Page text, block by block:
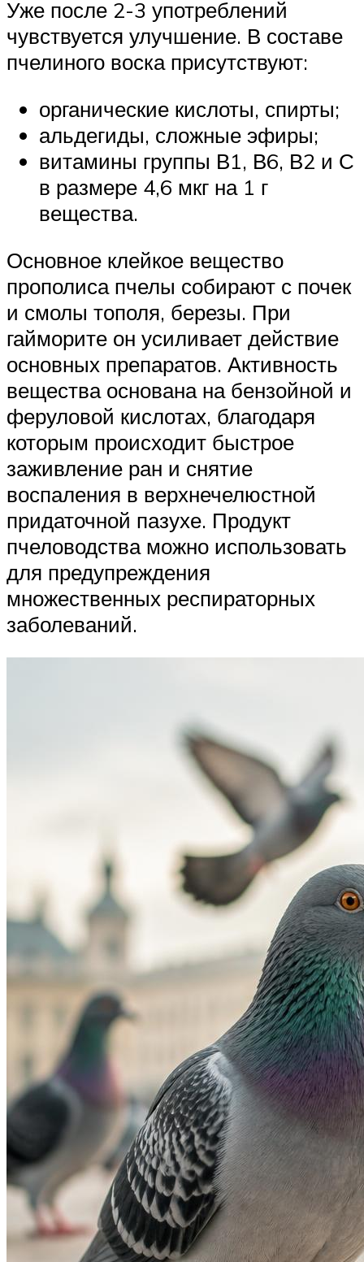
Уже после 2-3 употреблений
чувствуется улучшение. В составе
пчелиного воска присутствуют:
органические кислоты, спирты;
альдегиды, сложные эфиры;
витамины группы В1, В6, В2 и С
в размере 4,6 мкг на 1 г
вещества.
Основное клейкое вещество
прополиса пчелы собирают с почек
и смолы тополя, березы. При
гайморите он усиливает действие
основных препаратов. Активность
вещества основана на бензойной и
феруловой кислотах, благодаря
которым происходит быстрое
заживление ран и снятие
воспаления в верхнечелюстной
придаточной пазухе. Продукт
пчеловодства можно использовать
для предупреждения
множественных респираторных
заболеваний.